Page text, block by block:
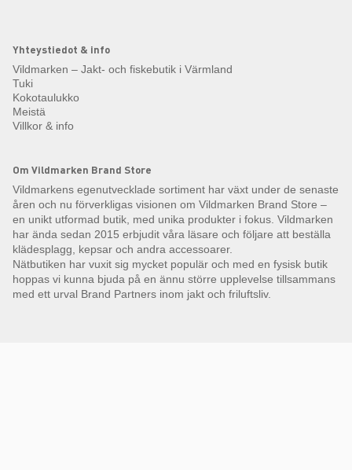
Yhteystiedot & info
Vildmarken – Jakt- och fiskebutik i Värmland
Tuki
Kokotaulukko
Meistä
Villkor & info
Om Vildmarken Brand Store
Vildmarkens egenutvecklade sortiment har växt under de senaste
åren och nu förverkligas visionen om Vildmarken Brand Store –
en unikt utformad butik, med unika produkter i fokus. Vildmarken
har ända sedan 2015 erbjudit våra läsare och följare att beställa
klädesplagg, kepsar och andra accessoarer.
Nätbutiken har vuxit sig mycket populär och med en fysisk butik
hoppas vi kunna bjuda på en ännu större upplevelse tillsammans
med ett urval Brand Partners inom jakt och friluftsliv.